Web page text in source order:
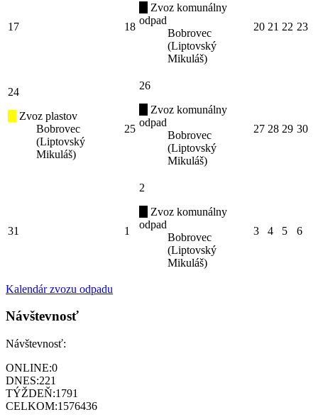
17 18
Zvoz komunálny
odpad
Bobrovec
(Liptovský
Mikuláš)
20 21 22 23
24
Zvoz plastov
Bobrovec
(Liptovský
Mikuláš)
25
26
Zvoz komunálny
odpad
Bobrovec
(Liptovský
Mikuláš)
27 28 29 30
31 1
2
Zvoz komunálny
odpad
Bobrovec
(Liptovský
Mikuláš)
3 4 5 6
Kalendár zvozu odpadu
Návštevnosť
Návštevnosť:
ONLINE:0
DNES:221
TÝŽDEŇ:1791
CELKOM:1576436